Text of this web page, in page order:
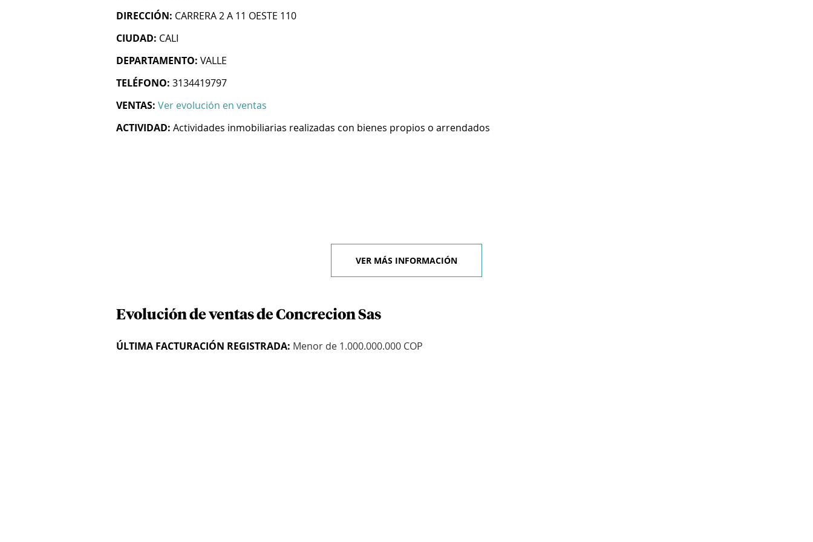
DIRECCIÓN: CARRERA 2 A 11 OESTE 110
CIUDAD: CALI
DEPARTAMENTO: VALLE
TELÉFONO: 3134419797
VENTAS: Ver evolución en ventas
ACTIVIDAD: Actividades inmobiliarias realizadas con bienes propios o arrendados
VER MÁS INFORMACIÓN
Evolución de ventas de Concrecion Sas
ÚLTIMA FACTURACIÓN REGISTRADA: Menor de 1.000.000.000 COP